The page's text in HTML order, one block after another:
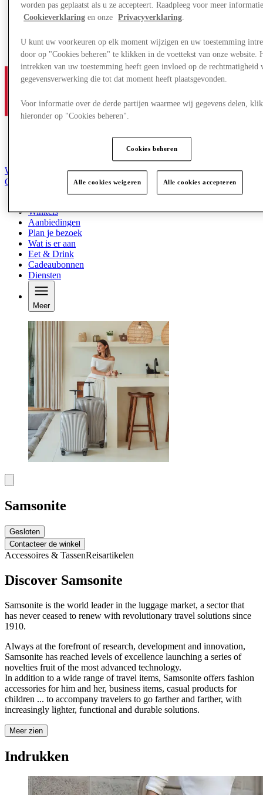
Word lid van de Club
Gered,
Winkels
Aanbiedingen
Plan je bezoek
Wat is er aan
Eet & Drink
Cadeaubonnen
Diensten
Meer
Samsonite
Gesloten
Contacteer de winkel
Accessoires & TassenReisartikelen
Discover Samsonite
Samsonite is the world leader in the luggage market, a sector that
has never ceased to renew with revolutionary travel solutions since
1910.
Always at the forefront of research, development and innovation,
Samsonite has reached levels of excellence launching a series of
novelties fruit of the most advanced technology.
In addition to a wide range of travel items, Samsonite offers fashion
accessories for him and her, business items, casual products for
children ... to accompany travelers to go farther and farther, with
increasingly lighter, functional and durable solutions.
Meer zien
Indrukken
worden pas geplaatst als u ze accepteert. Raadpleeg voor meer
Cookieverklaring en onze Privacyverklaring.
U kunt uw voorkeuren op elk moment wijzigen en uw toestemming
door op "Cookies beheren" te klikken in de voettekst van onze website.
intrekken van uw toestemming heeft geen invloed op de rechtmatigheid
gegevensverwerking die tot dat moment heeft plaatsgevonden.
Voor informatie over de derde partijen waarmee wij gegevens delen,
hieronder op "Cookies beheren".
Cookies beheren
Alle cookies weigeren Alle cookies accepteren